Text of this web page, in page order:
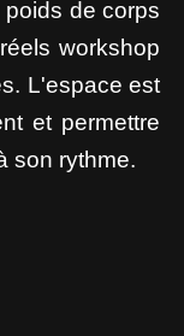
de corps
workshop
L'espace est
et permettre
son rythme.